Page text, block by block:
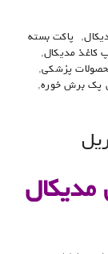
,
پاکت بسته
کاغذ مدیکال,
پزشکی,
پک برش خوره,
مدیکال